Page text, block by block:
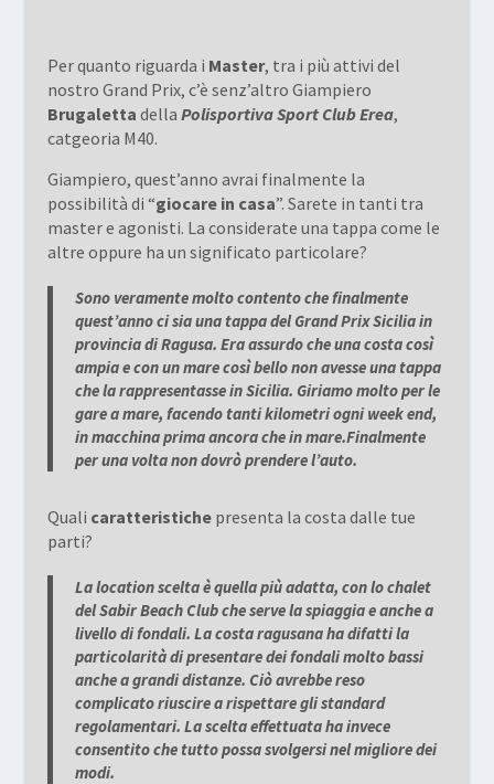
Per quanto riguarda i Master, tra i più attivi del
nostro Grand Prix, c’è senz’altro Giampiero
Brugaletta della Polisportiva Sport Club Erea,
catgeoria M40.
Giampiero, quest’anno avrai finalmente la
possibilità di “giocare in casa”. Sarete in tanti tra
master e agonisti. La considerate una tappa come le
altre oppure ha un significato particolare?
Sono veramente molto contento che finalmente
quest’anno ci sia una tappa del Grand Prix Sicilia in
provincia di Ragusa. Era assurdo che una costa così
ampia e con un mare così bello non avesse una tappa
che la rappresentasse in Sicilia. Giriamo molto per le
gare a mare, facendo tanti kilometri ogni week end,
in macchina prima ancora che in mare.Finalmente
per una volta non dovrò prendere l’auto.
Quali caratteristichepresenta la costa dalle tue
parti?
La location scelta è quella più adatta, con lo chalet
del Sabir Beach Club che serve la spiaggia e anche a
livello di fondali. La costa ragusana ha difatti la
particolarità di presentare dei fondali molto bassi
anche a grandi distanze. Ciò avrebbe reso
complicato riuscire a rispettare gli standard
regolamentari. La scelta effettuata ha invece
consentito che tutto possa svolgersi nel migliore dei
modi.